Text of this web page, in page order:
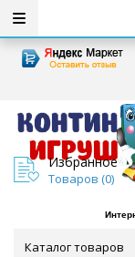
Избранное
Товаров (0)
Каталог товаров